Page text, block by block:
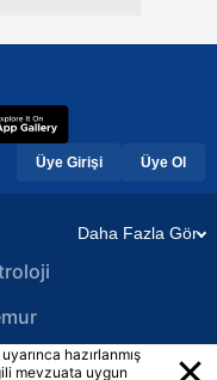
Üye Girişi Üye Ol
Daha Fazla Gör
Haberlerhazırlanmış
mevzuata uygun